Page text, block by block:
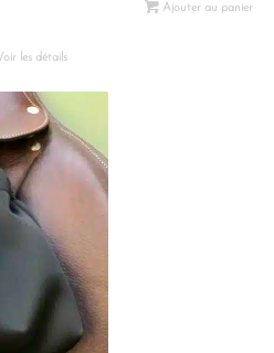
les détails
Ajouter au panier